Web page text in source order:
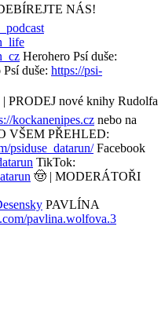
NÁS!
Herohero Psí duše:
duše: https://psi-
PRODEJ nové knihy Rudolfa
kockanenipes.cz nebo na
VŠEM PŘEHLED:
psiduse_datarun/Facebook
TikTok:
🤠 | MODERÁTOŘI
PAVLÍNA
pavlina.wolfova.3